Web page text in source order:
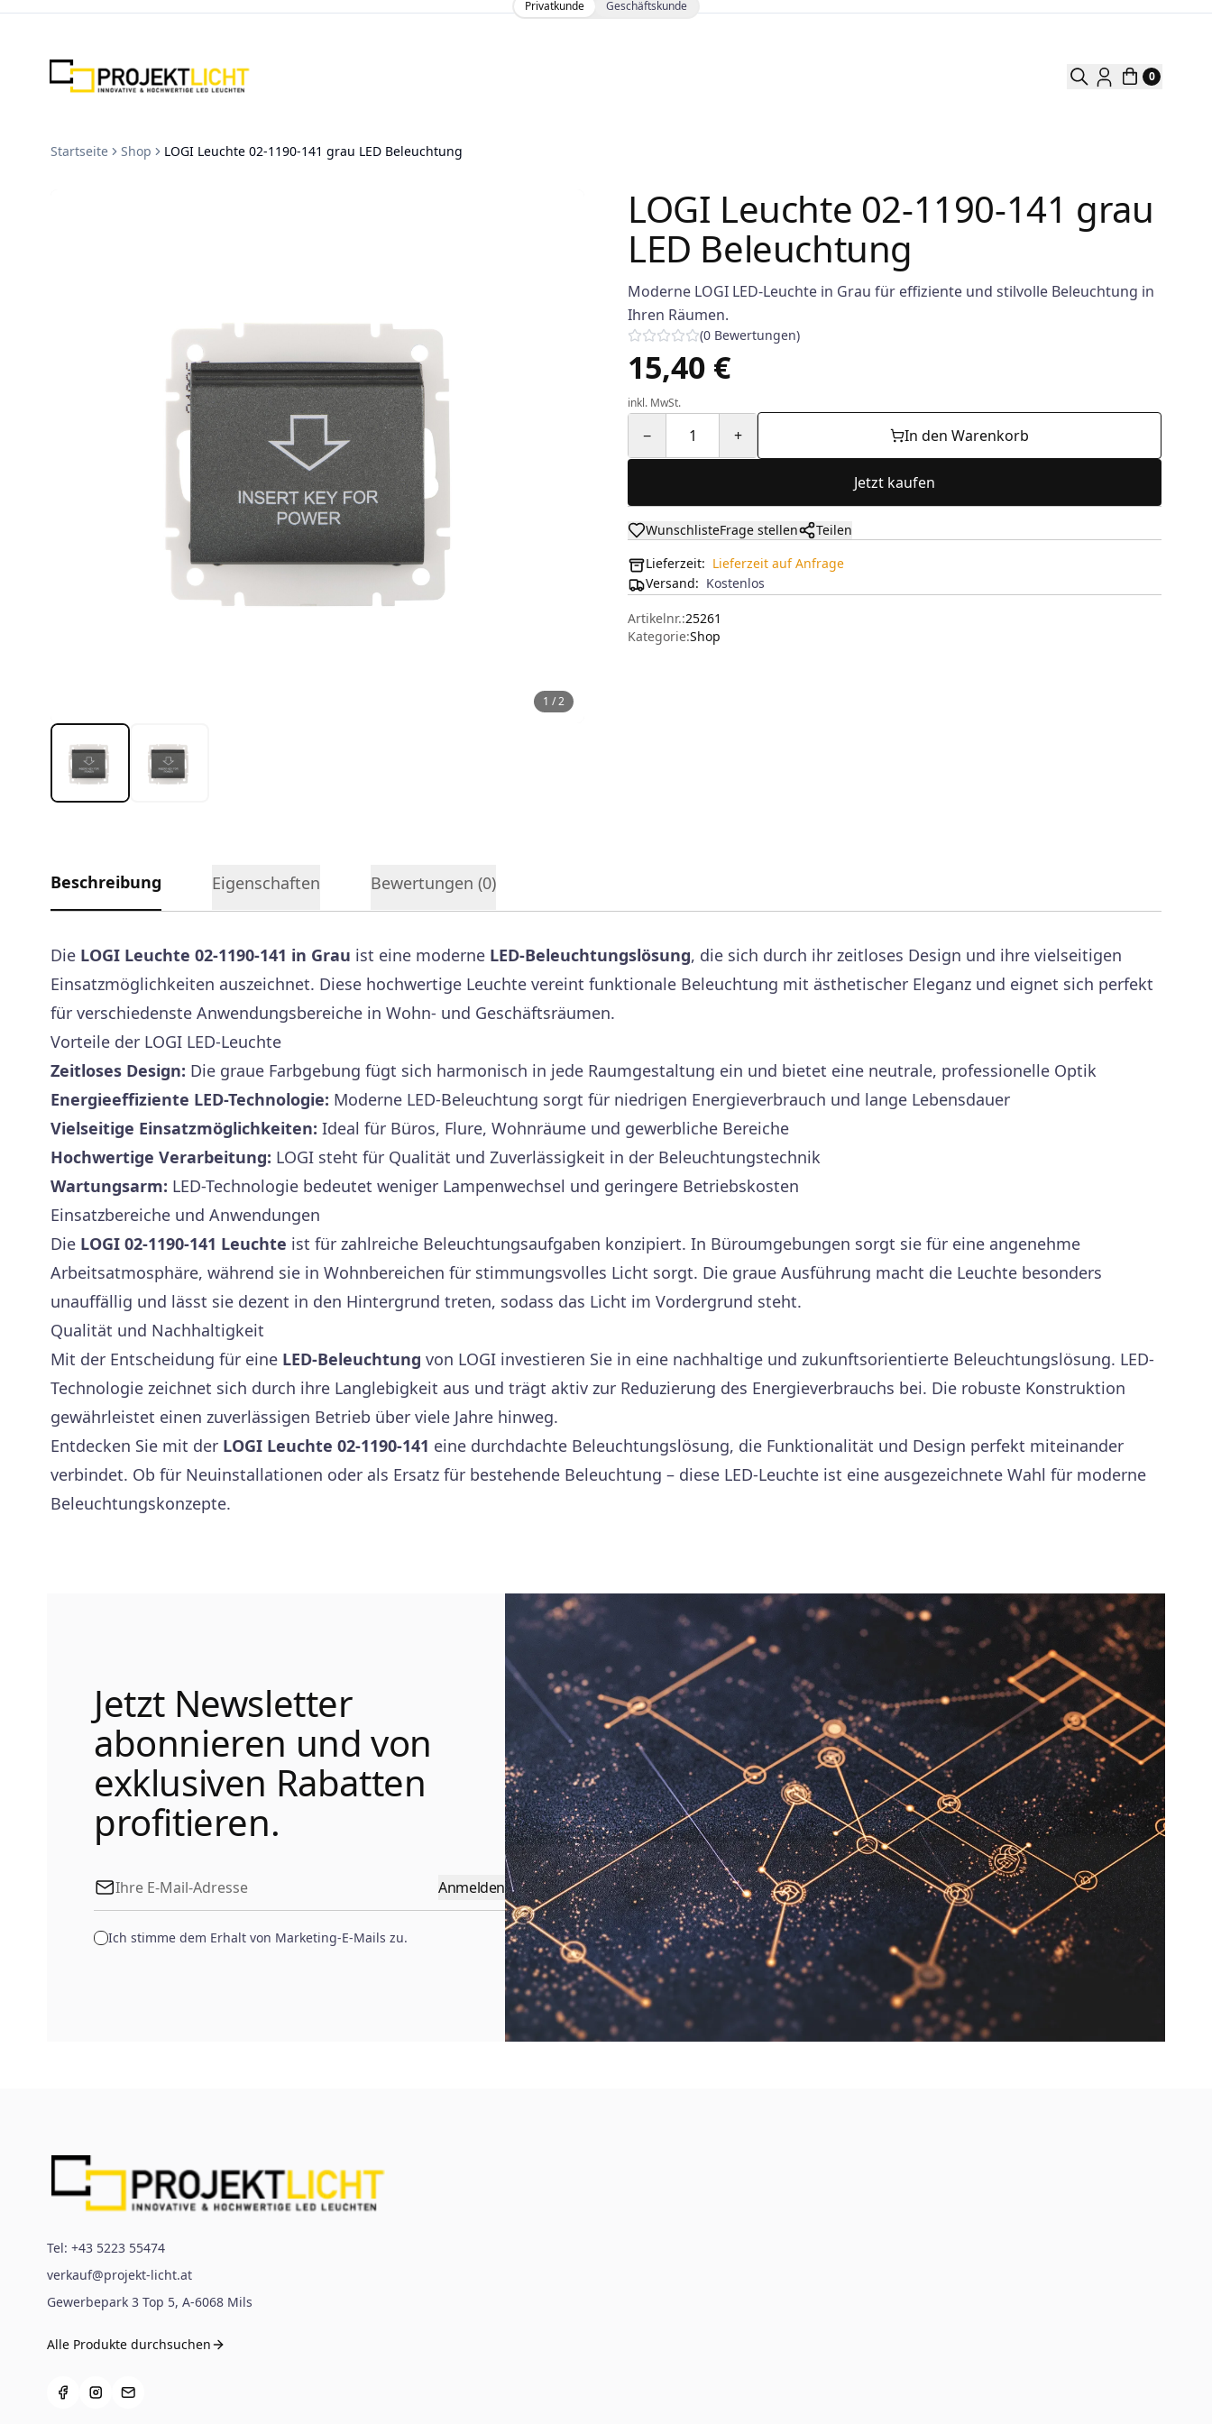
Zum Inhalt springen Privatkunde Geschäftskunde
0
Startseite Shop LOGI Leuchte 02-1190-141 grau LED Beleuchtung
1 /2
LOGI Leuchte 02-1190-141 grau
LED Beleuchtung
Moderne LOGI LED-Leuchte in Grau für effiziente und stilvolle Beleuchtung in
Ihren Räumen.
(0 Bewertungen)
15,40 €
inkl. MwSt.
− 1 + In den Warenkorb
Jetzt kaufen
WunschlisteFrage stellen
Teilen
Lieferzeit: Lieferzeit auf Anfrage
Versand: Kostenlos
Artikelnr.:25261
Kategorie:Shop
Beschreibung Eigenschaften Bewertungen (0)
Die LOGI Leuchte 02-1190-141 in Grau ist eine moderne LED-Beleuchtungslösung, die sich durch ihr zeitloses Design und ihre vielseitigen
Einsatzmöglichkeiten auszeichnet. Diese hochwertige Leuchte vereint funktionale Beleuchtung mit ästhetischer Eleganz und eignet sich perfekt
für verschiedenste Anwendungsbereiche in Wohn- und Geschäftsräumen.
Vorteile der LOGI LED-Leuchte
Zeitloses Design: Die graue Farbgebung fügt sich harmonisch in jede Raumgestaltung ein und bietet eine neutrale, professionelle Optik
Energieeffiziente LED-Technologie: Moderne LED-Beleuchtung sorgt für niedrigen Energieverbrauch und lange Lebensdauer
Vielseitige Einsatzmöglichkeiten: Ideal für Büros, Flure, Wohnräume und gewerbliche Bereiche
Hochwertige Verarbeitung: LOGI steht für Qualität und Zuverlässigkeit in der Beleuchtungstechnik
Wartungsarm: LED-Technologie bedeutet weniger Lampenwechsel und geringere Betriebskosten
Einsatzbereiche und Anwendungen
Die LOGI 02-1190-141 Leuchte ist für zahlreiche Beleuchtungsaufgaben konzipiert. In Büroumgebungen sorgt sie für eine angenehme
Arbeitsatmosphäre, während sie in Wohnbereichen für stimmungsvolles Licht sorgt. Die graue Ausführung macht die Leuchte besonders
unauffällig und lässt sie dezent in den Hintergrund treten, sodass das Licht im Vordergrund steht.
Qualität und Nachhaltigkeit
Mit der Entscheidung für eine LED-Beleuchtung von LOGI investieren Sie in eine nachhaltige und zukunftsorientierte Beleuchtungslösung. LED-
Technologie zeichnet sich durch ihre Langlebigkeit aus und trägt aktiv zur Reduzierung des Energieverbrauchs bei. Die robuste Konstruktion
gewährleistet einen zuverlässigen Betrieb über viele Jahre hinweg.
Entdecken Sie mit der LOGI Leuchte 02-1190-141 eine durchdachte Beleuchtungslösung, die Funktionalität und Design perfekt miteinander
verbindet. Ob für Neuinstallationen oder als Ersatz für bestehende Beleuchtung – diese LED-Leuchte ist eine ausgezeichnete Wahl für moderne
Beleuchtungskonzepte.
Jetzt Newsletter
abonnieren und von
exklusiven Rabatten
profitieren.
Anmelden
Ich stimme dem Erhalt von Marketing-E-Mails zu.
Tel: +43 5223 55474
verkauf@projekt-licht.at
Gewerbepark 3 Top 5, A-6068 Mils
Alle Produkte durchsuchen